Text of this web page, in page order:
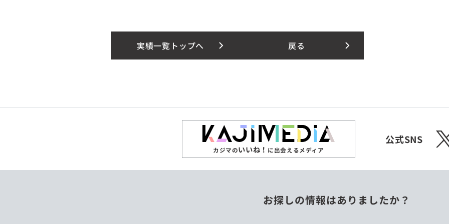
実績一覧トップへ 戻る
カジマのいいね！ に出会えるメディア
公式SNS X
お探しの情報はありましたか？